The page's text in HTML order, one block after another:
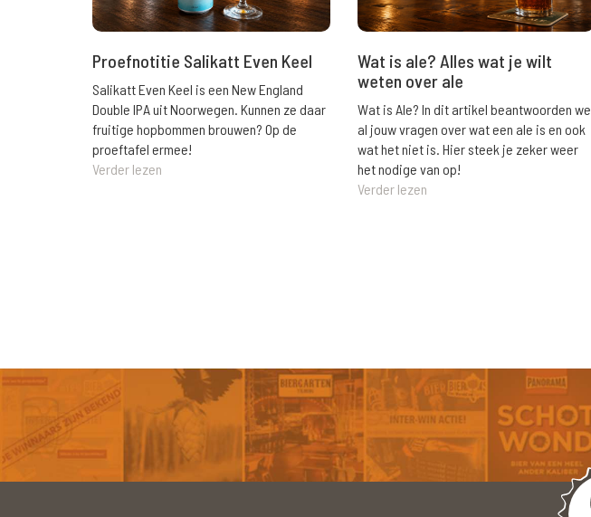
Proefnotitie Salikatt Even Keel
Salikatt Even Keel is een New England
Double IPA uit Noorwegen. Kunnen ze daar
fruitige hopbommen brouwen? Op de
proeftafel ermee!
Verder lezen
Wat is ale? Alles wat je wilt
weten over ale
Wat is Ale? In dit artikel beantwoorden we
al jouw vragen over wat een ale is en ook
wat het niet is. Hier steek je zeker weer
het nodige van op!
Verder lezen